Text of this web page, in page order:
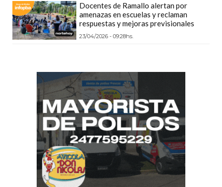
DE
VENTA
POR
RECIBIR
PEDIDOS
WHATSAPP:
DEFINITIVA
Docentes de Ramallo alertan por
amenazas en escuelas y reclaman
respuestas y mejoras previsionales
23/04/2026 - 09:28hs.